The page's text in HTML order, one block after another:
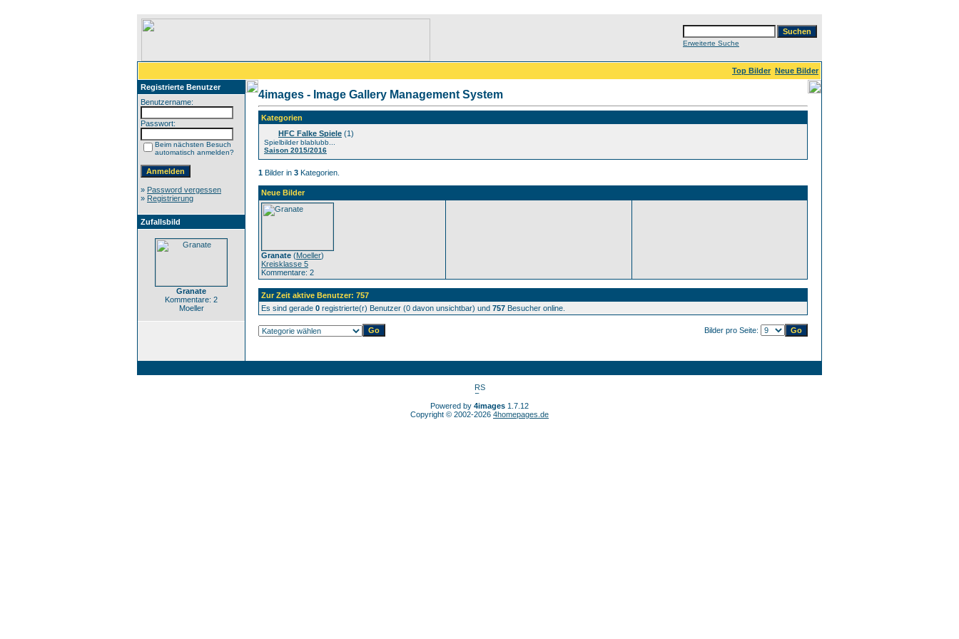
Erweiterte Suche
Top Bilder Neue Bilder
Registrierte Benutzer
Benutzername:
Passwort:
Beim nächsten Besuch
automatisch anmelden?
» Password vergessen
» Registrierung
Zufallsbild
Granate
Kommentare: 2
Moeller
4images - Image Gallery Management System
Kategorien
HFC Falke Spiele (1)
Spielbilder blablubb...
Saison 2015/2016
1 Bilder in 3 Kategorien.
Neue Bilder
Granate (Moeller)
Kreisklasse 5
Kommentare: 2
Zur Zeit aktive Benutzer: 757
Es sind gerade 0 registrierte(r) Benutzer (0 davon unsichtbar) und 757 Besucher online.
Bilder pro Seite:
Powered by 4images 1.7.12
Copyright © 2002-2026 4homepages.de